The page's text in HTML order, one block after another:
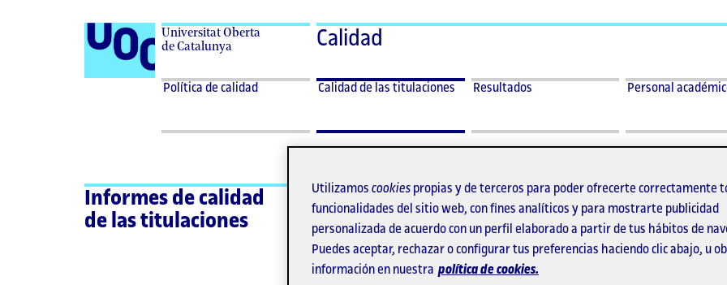
Universitat Oberta
de Catalunya
Calidad
Política
Desplegar
de
Política de calidad
Calidad de
Desplegar
de
las
Calidad de las titulaciones Resultados
Desplegar
Resultados
Personal
Desplegar
académico
Personal
Informes de calidad
de las titulaciones
Psicología y Ciencias
Educación
Utilizamos cookies propias y de terceros para poder ofrecerte correctamente
funcionalidades del sitio web, con fines analíticos y para mostrarte publicidad
personalizada de acuerdo con un perfil elaborado a partir de tus hábitos de
Puedes aceptar, rechazar o configurar tus preferencias haciendo clic abajo, u
información en nuestra política de cookies.